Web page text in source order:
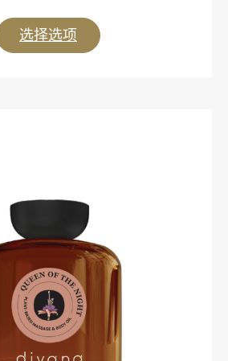
选择选项